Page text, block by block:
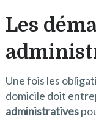
Les
Une fois les
domicile doit
administratives